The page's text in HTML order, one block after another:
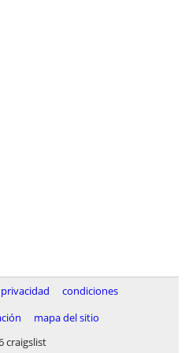
privacidad
condiciones
mapa del sitio
craigslist